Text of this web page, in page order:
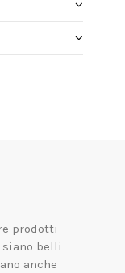
prodotti
belli
anche